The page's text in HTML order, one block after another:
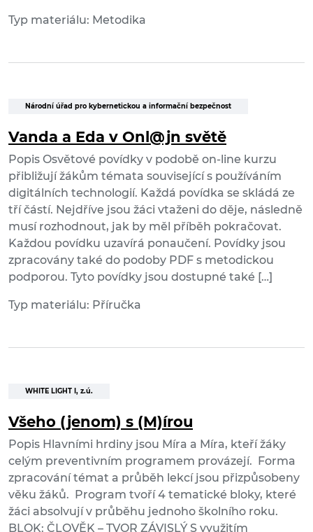
Typ materiálu: Metodika
Národní úřad pro kybernetickou a informační bezpečnost
Vanda a Eda v Onl@jn světě
Popis Osvětové povídky v podobě on-line kurzu
přibližují žákům témata související s používáním
digitálních technologií. Každá povídka se skládá ze
tří částí. Nejdříve jsou žáci vtaženi do děje, následně
musí rozhodnout, jak by měl příběh pokračovat.
Každou povídku uzavírá ponaučení. Povídky jsou
zpracovány také do podoby PDF s metodickou
podporou. Tyto povídky jsou dostupné také […]
Typ materiálu: Příručka
WHITE LIGHT I, z.ú.
Všeho (jenom) s (M)írou
Popis Hlavními hrdiny jsou Míra a Míra, kteří žáky
celým preventivním programem provázejí. Forma
zpracování témat a průběh lekcí jsou přizpůsobeny
věku žáků. Program tvoří 4 tematické bloky, které
žáci absolvují v průběhu jednoho školního roku.
BLOK: ČLOVĚK – TVOR ZÁVISLÝ S využitím